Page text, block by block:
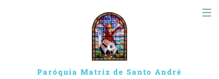
Paróquia Matriz de Santo André